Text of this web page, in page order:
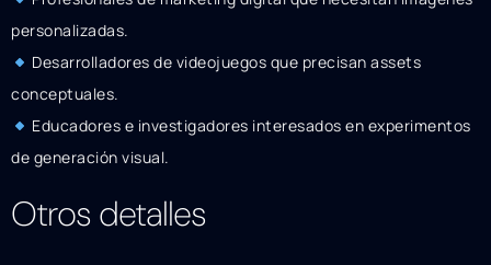
personalizadas.
Desarrolladores de videojuegos que precisan assets
conceptuales.
Educadores e investigadores interesados en experimentos
de generación visual.
Otros detalles